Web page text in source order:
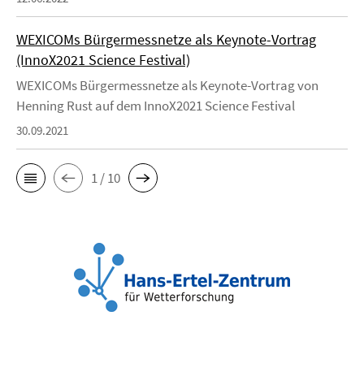
WEXICOMs Bürgermessnetze als Keynote-Vortrag
(InnoX2021 Science Festival)
WEXICOMs Bürgermessnetze als Keynote-Vortrag von
Henning Rust auf dem InnoX2021 Science Festival
30.09.2021
1 / 10